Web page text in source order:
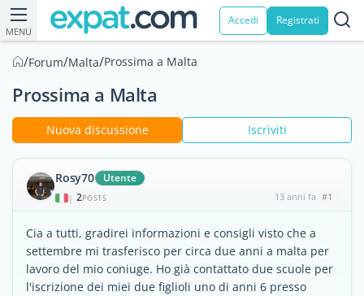
MENU
Accedi Registrati
/Forum/Malta/Prossima a Malta
Prossima a Malta
Nuova discussione Iscriviti
Rosy70 Utente
| 2POSTS 13 anni fa #1
Cia a tutti, gradirei informazioni e consigli visto che a
settembre mi trasferisco per circa due anni a malta per
lavoro del mio coniuge. Ho già contattato due scuole per
l'iscrizione dei miei due figlioli uno di anni 6 presso